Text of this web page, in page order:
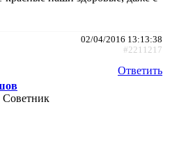
02/04/2016 13:13:38
#2211217
Ответить